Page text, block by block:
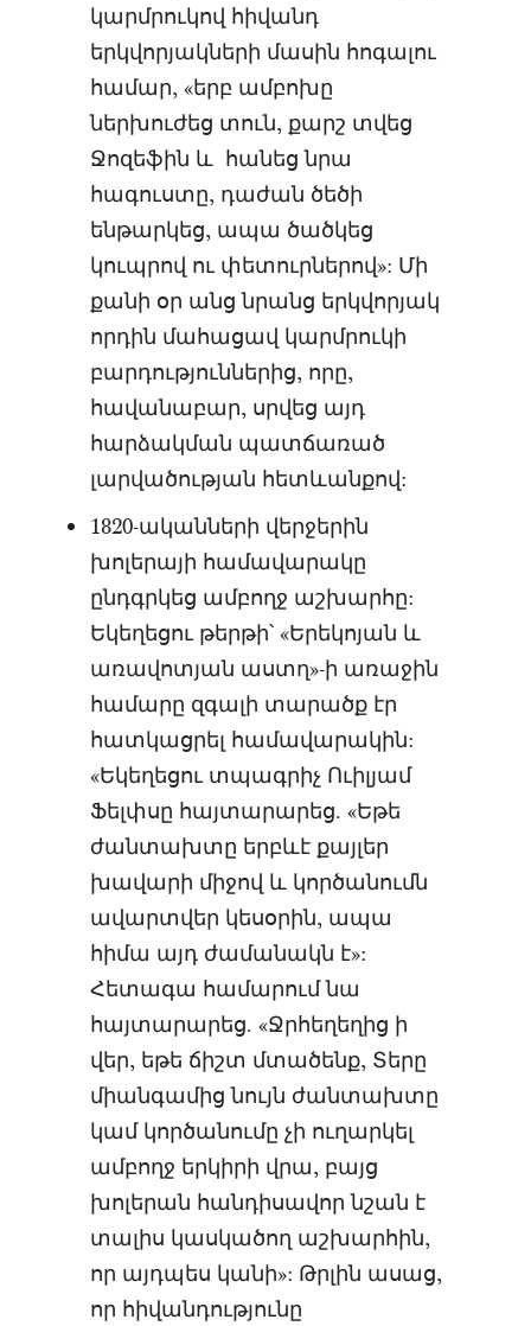
կարմրուկով հիվանդ
երկվորյակների մասին հոգալու
համար, «երբ ամբոխը
ներխուժեց տուն, քարշ տվեց
Ջոզեֆին և հանեց նրա
հագուստը, դաժան ծեծի
ենթարկեց, ապա ծածկեց
կուպրով ու փետուրներով»: Մի
քանի օր անց նրանց երկվորյակ
որդին մահացավ կարմրուկի
բարդություններից, որը,
հավանաբար, սրվեց այդ
հարձակման պատճառած
լարվածության հետևանքով:
1820-ականների վերջերին
խոլերայի համավարակը
ընդգրկեց ամբողջ աշխարհը:
Եկեղեցու թերթի՝ «Երեկոյան և
առավոտյան աստղ»-ի առաջին
համարը զգալի տարածք էր
հատկացրել համավարակին:
«Եկեղեցու տպագրիչ Ուիլյամ
Ֆելփսը հայտարարեց. «Եթե
ժանտախտը երբևէ քայլեր
խավարի միջով և կործանումն
ավարտվեր կեսօրին, ապա
հիմա այդ ժամանակն է»:
Հետագա համարում նա
հայտարարեց. «Ջրհեղեղից ի
վեր, եթե ճիշտ մտածենք, Տերը
միանգամից նույն ժանտախտը
կամ կործանումը չի ուղարկել
ամբողջ երկիրի վրա, բայց
խոլերան հանդիսավոր նշան է
տալիս կասկածող աշխարհին,
որ այդպես կանի»: Թրլին ասաց,
որ հիվանդությունը